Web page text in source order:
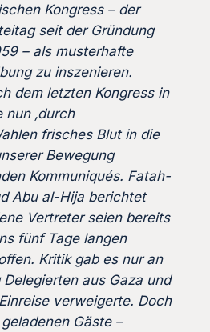
Kongress – der
seit der Gründung
– als musterhafte
zu inszenieren.
dem letzten Kongress in
‚durch
frisches Blut in die
Bewegung
Kommuniqués. Fatah-
Abu al-Hija berichtet
Vertreter seien bereits
fünf Tage langen
Kritik gab es nur an
aus Gaza und
verweigerte. Doch
Gäste –